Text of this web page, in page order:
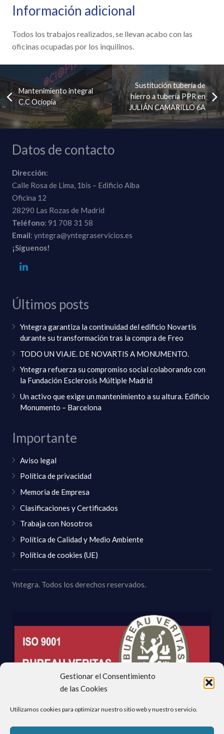
Gestionar el Consentimiento
de las Cookies
Utilizamos cookies para optimizar nuestro sitio web y nuestro servicio.
Información adicional
Todos los trabajos realizados, se llevan acabo con las
oficinas ocupadas por los inquilinos.
Sustitución tubería de
hierro a tubería PPR en
JULIÁN CAMARILLO 6A
Mantenimiento integral
C.C Ociopia
Datos de contacto
Dirección:
Calle Rosa de Lima, 1bis – Edificio Alba
Oficina 12
28290 Las Rozas de Madrid
Teléfono: 91 708 31 58
Email: yntegra@yntegraservicios.es
¡Síguenos!
Últimos posts
Yntegra garantiza la continuidad del edificio Novartis
durante su transformación tras la compra de Freo
TODO UN VIAJE. DE NOVARTIS A MONUMENTO.
Yntegra refuerza su compromiso social colaborando con
la Fundación Esclerosis Múltiple Madrid
Un activo que exige un mantenimiento a su altura. Edificio
Monumento – Barcelona
Importante
Aviso legal
Política de privacidad
Memoria de Empresa
Clasificaciones y Certificados
Trabaja con Nosotros
Política de Calidad y Medio Ambiente
Política de cookies (UE)
Yntegra. Todos los derechos reservados.